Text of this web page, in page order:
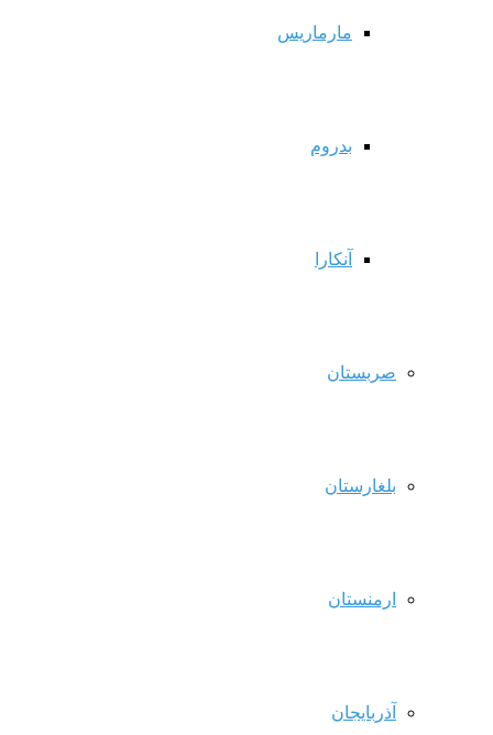
مارماریس
بدروم
آنکارا
صربستان
بلغارستان
ارمنستان
آذربایجان